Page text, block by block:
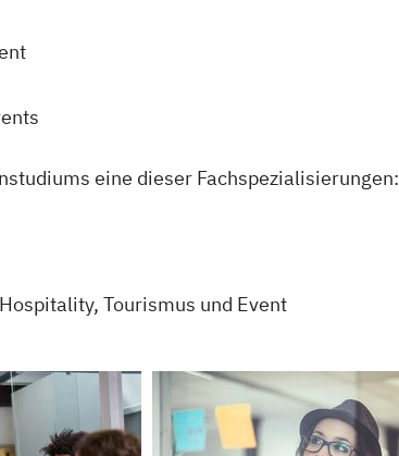
eine dieser Fachspezialisierungen:
Tourismus und Event